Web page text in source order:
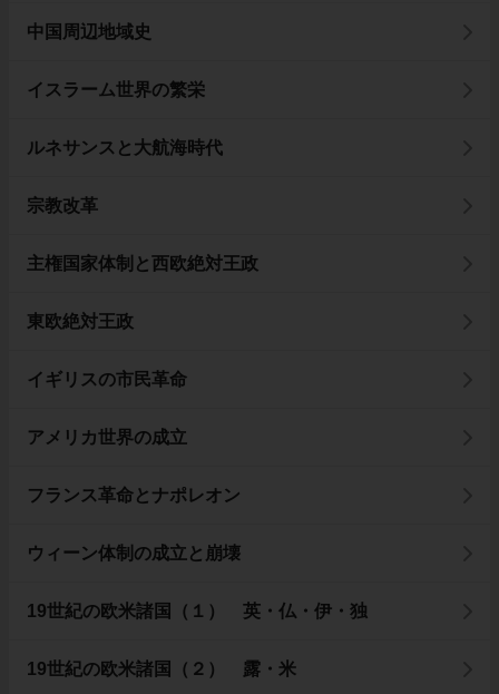
中国周辺地域史
イスラーム世界の繁栄
ルネサンスと大航海時代
宗教改革
主権国家体制と西欧絶対王政
東欧絶対王政
イギリスの市民革命
アメリカ世界の成立
フランス革命とナポレオン
ウィーン体制の成立と崩壊
19世紀の欧米諸国（１） 英・仏・伊・独
19世紀の欧米諸国（２） 露・米